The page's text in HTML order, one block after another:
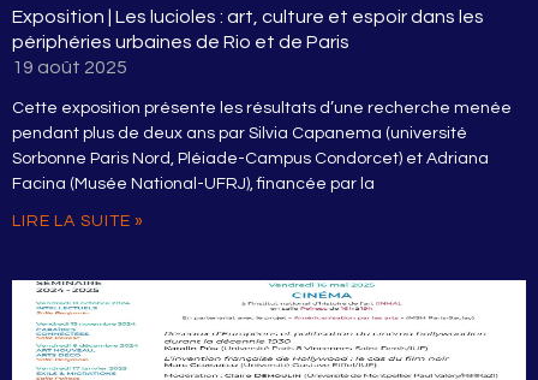
Exposition | Les lucioles : art, culture et espoir dans les
périphéries urbaines de Rio et de Paris
19 août 2025
Cette exposition présente les résultats d’une recherche menée
pendant plus de deux ans par Silvia Capanema (université
Sorbonne Paris Nord, Pléiade-Campus Condorcet) et Adriana
Facina (Musée National-UFRJ), financée par la
LIRE LA SUITE »